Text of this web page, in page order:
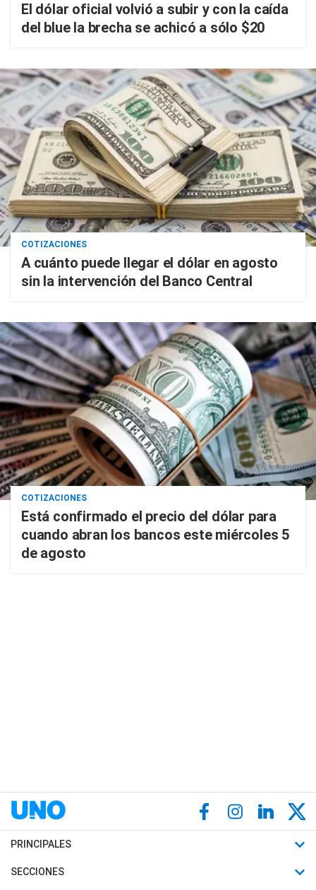
El dólar oficial volvió a subir y con la caída
del blue la brecha se achicó a sólo $20
COTIZACIONES
A cuánto puede llegar el dólar en agosto
sin la intervención del Banco Central
COTIZACIONES
Está confirmado el precio del dólar para
cuando abran los bancos este miércoles 5
de agosto
PRINCIPALES
Últimas Noticias
SECCIONES